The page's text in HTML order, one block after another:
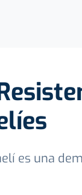
es una